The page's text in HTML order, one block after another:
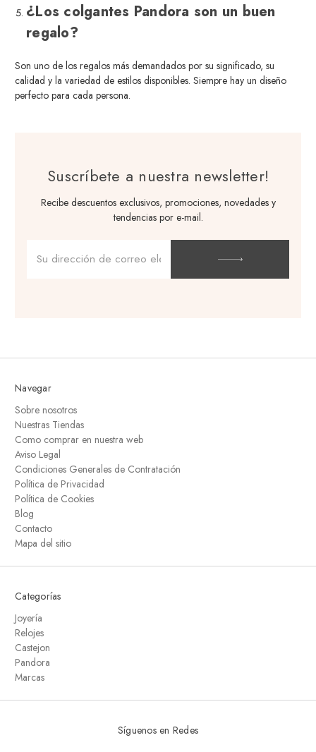
¿Los colgantes Pandora son un buen
regalo?
Son uno de los regalos más demandados por su significado, su
calidad y la variedad de estilos disponibles. Siempre hay un diseño
perfecto para cada persona.
Suscríbete a nuestra newsletter!
Recibe descuentos exclusivos, promociones, novedades y
tendencias por e-mail.
de
correo
Navegar
Sobre nosotros
Nuestras Tiendas
Como comprar en nuestra web
Aviso Legal
Condiciones Generales de Contratación
Política de Privacidad
Política de Cookies
Blog
Contacto
Mapa del sitio
Categorías
Joyería
Relojes
Castejon
Pandora
Marcas
Síguenos en Redes